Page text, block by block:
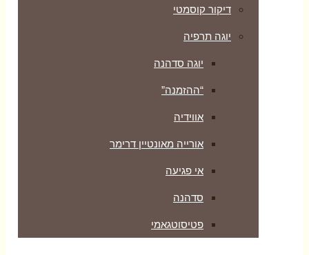
דיקור קוסמטי
יוגה תרפיה
יוגה סדהנה
“ההזמנה”
אווידיה
אורייה מאונטיין דרימר
אי פגיעה
סדהנה
פטיסוטגאמי